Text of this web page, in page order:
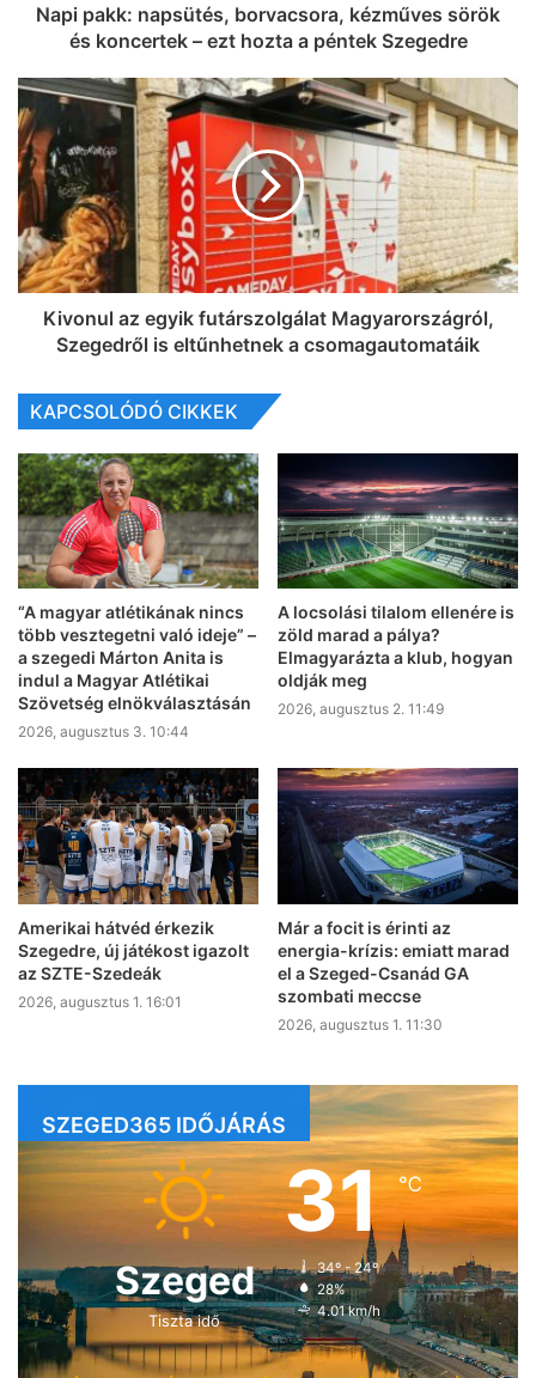
Napi pakk: napsütés, borvacsora, kézműves sörök
és koncertek – ezt hozta a péntek Szegedre
Kivonul az egyik futárszolgálat Magyarországról,
Szegedről is eltűnhetnek a csomagautomatáik
KAPCSOLÓDÓ CIKKEK
“A magyar atlétikának nincs
több vesztegetni való ideje” –
a szegedi Márton Anita is
indul a Magyar Atlétikai
Szövetség elnökválasztásán
2026, augusztus 3. 10:44
A locsolási tilalom ellenére is
zöld marad a pálya?
Elmagyarázta a klub, hogyan
oldják meg
2026, augusztus 2. 11:49
Amerikai hátvéd érkezik
Szegedre, új játékost igazolt
az SZTE-Szedeák
2026, augusztus 1. 16:01
Már a focit is érinti az
energia-krízis: emiatt marad
el a Szeged-Csanád GA
szombati meccse
2026, augusztus 1. 11:30
SZEGED365 IDŐJÁRÁS
Szeged
Tiszta idő
31℃
34º - 24º
28%
4.01 km/h